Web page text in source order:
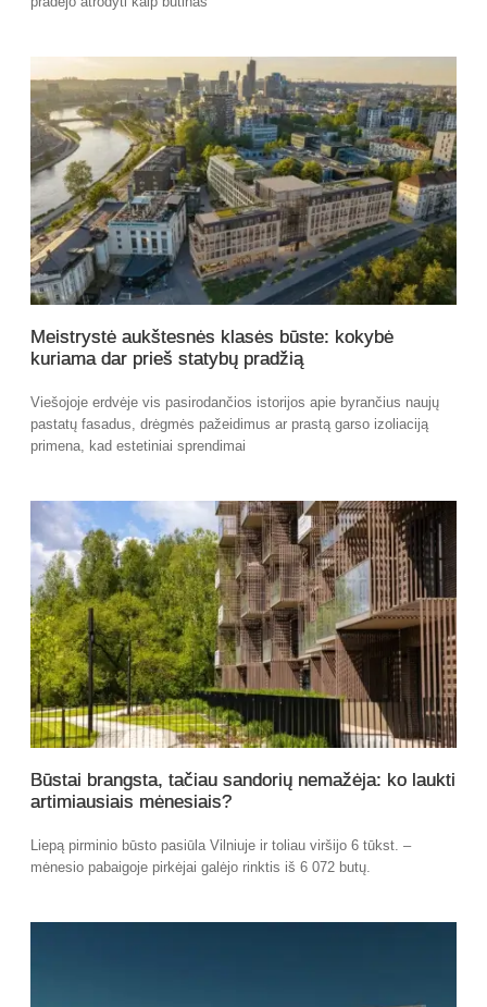
Meistrystė aukštesnės klasės būste: kokybė
kuriama dar prieš statybų pradžią
Viešojoje erdvėje vis pasirodančios istorijos apie byrančius naujų
pastatų fasadus, drėgmės pažeidimus ar prastą garso izoliaciją
primena, kad estetiniai sprendimai
Būstai brangsta, tačiau sandorių nemažėja: ko laukti
artimiausiais mėnesiais?
Liepą pirminio būsto pasiūla Vilniuje ir toliau viršijo 6 tūkst. –
mėnesio pabaigoje pirkėjai galėjo rinktis iš 6 072 butų.